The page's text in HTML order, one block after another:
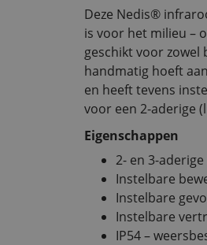
Deze Nedis®
is voor het milieu –
geschikt voor
handmatig hoeft
en heeft tevens
voor een 2-aderige
Eigenschappen
2- en 3-
Instelbare
Instelbare
Instelbare
IP54 –